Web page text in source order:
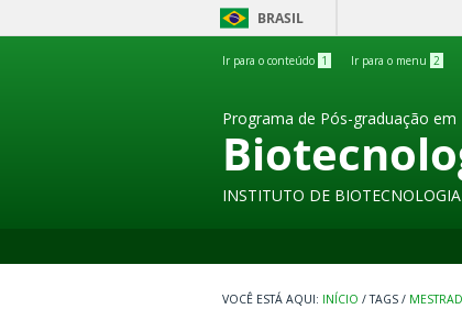
BRASIL
Ir para o conteúdo 1 Ir para o menu 2
Programa de Pós-graduação em
INSTITUTO DE
INÍCIO / TAGS /